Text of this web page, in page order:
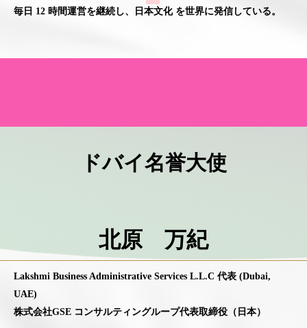
毎日 12 時間運営を継続し、日本文化 を世界に発信している。
ドバイ名誉大使
北原 万紀
Lakshmi Business Administrative Services L.L.C 代表 (Dubai,
UAE)
株式会社GSE コンサルティングループ代表取締役（日本）